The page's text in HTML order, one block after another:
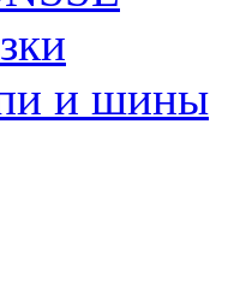
и шины